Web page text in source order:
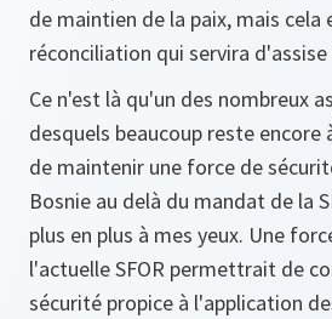
de maintien de la paix, mais cela
réconciliation qui servira d'assise
Ce n'est là qu'un des nombreux
desquels beaucoup reste encore
de maintenir une force de
Bosnie au delà du mandat de la
plus en plus à mes yeux. Une
l'actuelle SFOR permettrait de
sécurité propice à l'application